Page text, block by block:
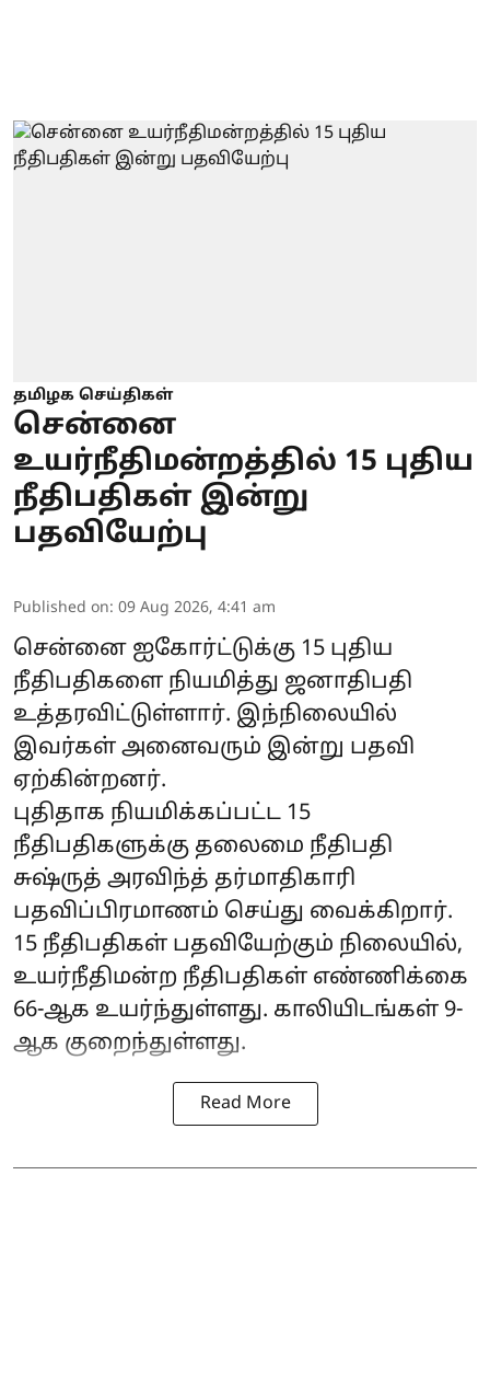
தமிழக செய்திகள்
சென்னை
உயர்நீதிமன்றத்தில் 15 புதிய
நீதிபதிகள் இன்று
பதவியேற்பு
Published on: 09 Aug 2026, 4:41 am
சென்னை ஐகோர்ட்டுக்கு 15 புதிய
நீதிபதிகளை நியமித்து ஜனாதிபதி
உத்தரவிட்டுள்ளார். இந்நிலையில்
இவர்கள் அனைவரும் இன்று பதவி
ஏற்கின்றனர்.
புதிதாக நியமிக்கப்பட்ட 15
நீதிபதிகளுக்கு தலைமை நீதிபதி
சுஷ்ருத் அரவிந்த் தர்மாதிகாரி
பதவிப்பிரமாணம் செய்து வைக்கிறார்.
15 நீதிபதிகள் பதவியேற்கும் நிலையில்,
உயர்நீதிமன்ற நீதிபதிகள் எண்ணிக்கை
66-ஆக உயர்ந்துள்ளது. காலியிடங்கள் 9-
ஆக குறைந்துள்ளது.
Read More